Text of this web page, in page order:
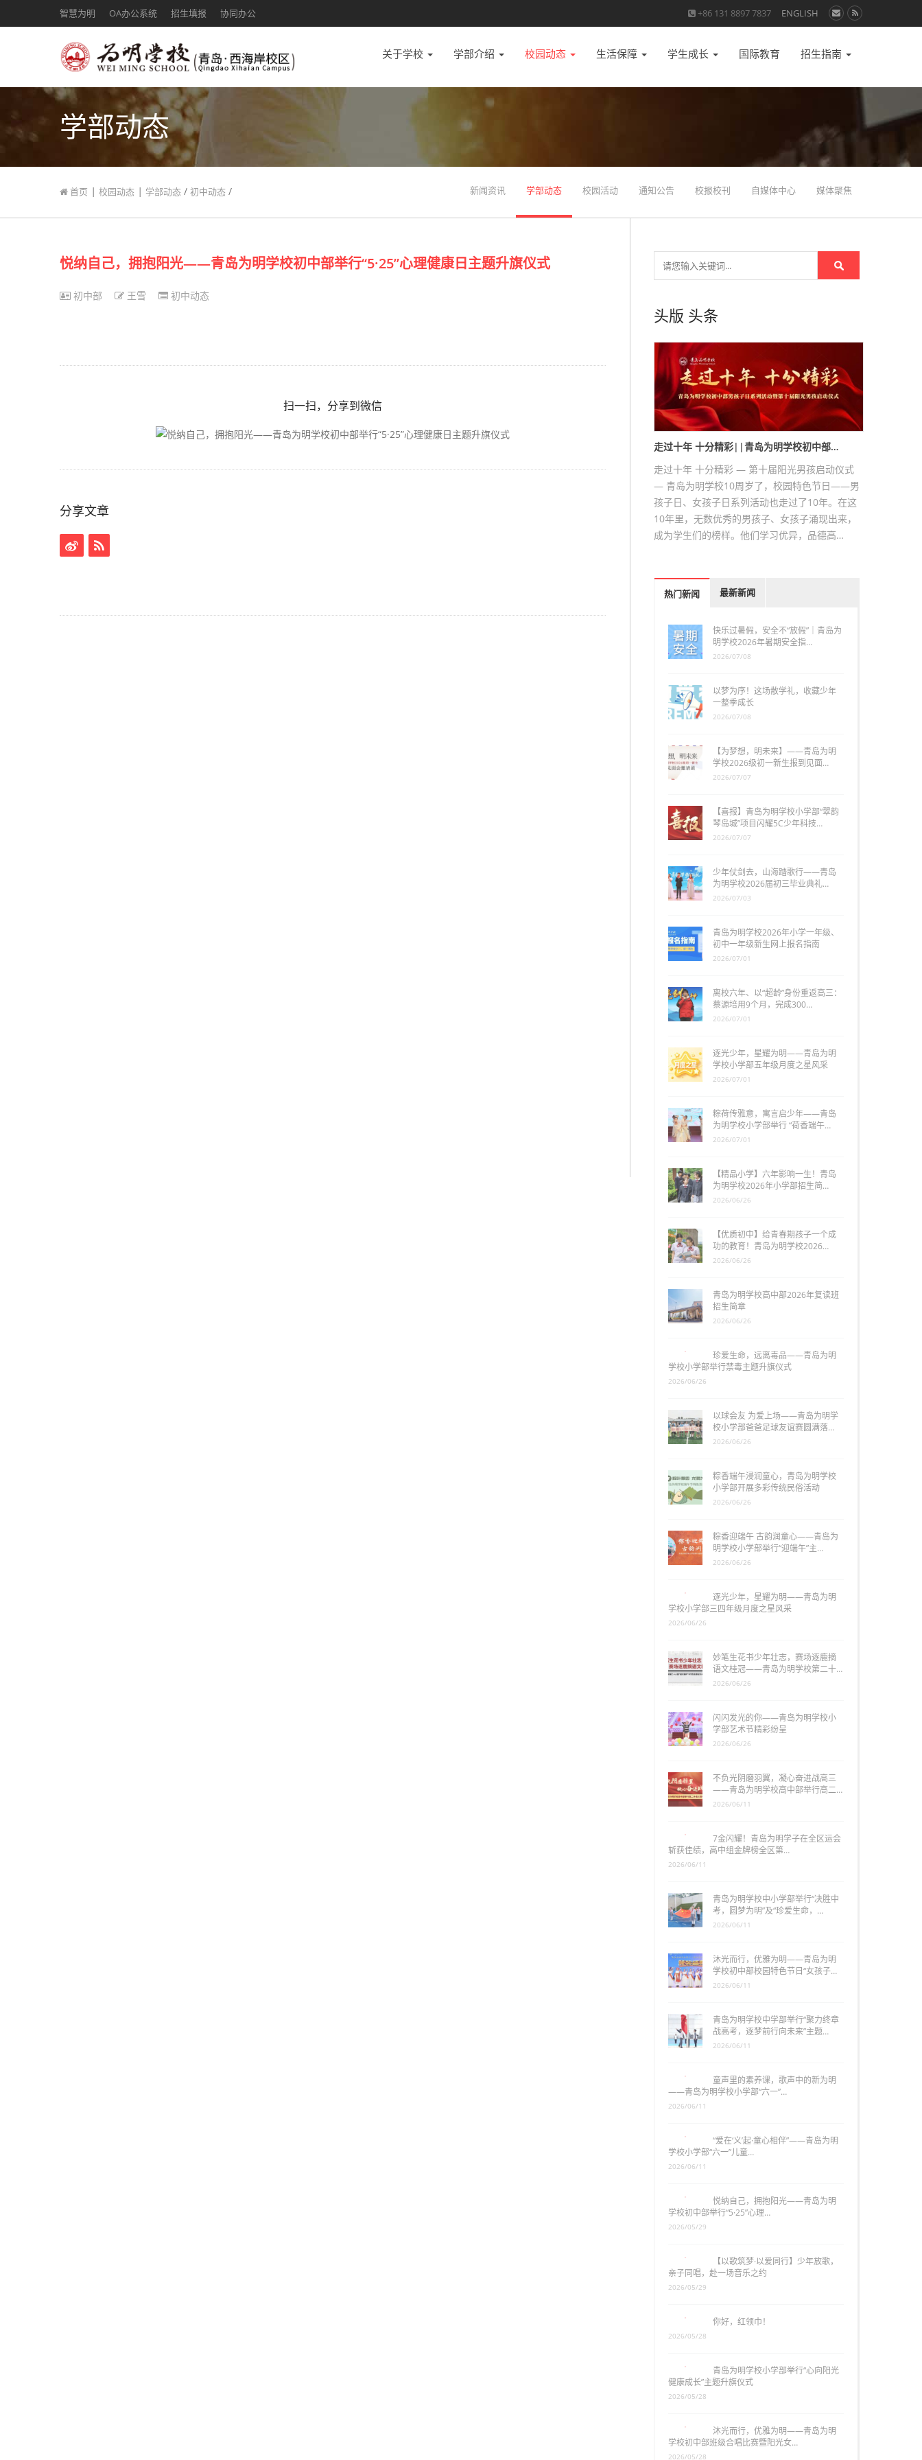
智慧为明 OA办公系统 招生填报 协同办公 +86 131 8897 7837 ENGLISH
关于学校 学部介绍 校园动态 生活保障 学生成长 国际教育 招生指南
学部动态
首页 | 校园动态 | 学部动态 / 初中动态 / 新闻资讯 学部动态 校园活动 通知公告 校报校刊 自媒体中心 媒体聚焦
悦纳自己，拥抱阳光——青岛为明学校初中部举行“5·25”心理健康日主题升旗仪式
初中部 王雪 初中动态
扫一扫，分享到微信
分享文章
头版 头条
走过十年 十分精彩||青岛为明学校初中部…
走过十年 十分精彩 — 第十届阳光男孩启动仪式
— 青岛为明学校10周岁了，校园特色节日——男
孩子日、女孩子日系列活动也走过了10年。在这
10年里，无数优秀的男孩子、女孩子涌现出来，
成为学生们的榜样。他们学习优异，品德高…
热门新闻 最新新闻
快乐过暑假，安全不“放假”｜青岛为
明学校2026年暑期安全指…
2026/07/08
以梦为序！这场散学礼，收藏少年
一整季成长
2026/07/08
【为梦想，明未来】——青岛为明
学校2026级初一新生报到见面…
2026/07/07
【喜报】青岛为明学校小学部“翠韵
琴岛城”项目闪耀5C少年科技…
2026/07/07
少年仗剑去，山海踏歌行——青岛
为明学校2026届初三毕业典礼…
2026/07/03
青岛为明学校2026年小学一年级、
初中一年级新生网上报名指南
2026/07/01
离校六年、以“超龄”身份重返高三：
蔡源培用9个月，完成300…
2026/07/01
逐光少年，星耀为明——青岛为明
学校小学部五年级月度之星风采
2026/07/01
粽荷传雅意，寓言启少年——青岛
为明学校小学部举行 “荷香端午…
2026/07/01
【精品小学】六年影响一生！青岛
为明学校2026年小学部招生简…
2026/06/26
【优质初中】给青春期孩子一个成
功的教育！青岛为明学校2026…
2026/06/26
青岛为明学校高中部2026年复读班
招生简章
2026/06/26
珍爱生命，远离毒品——青岛为明
学校小学部举行禁毒主题升旗仪式
以球会友 为爱上场——青岛为明学
校小学部爸爸足球友谊赛圆满落…
2026/06/26
粽香端午浸润童心，青岛为明学校
小学部开展多彩传统民俗活动
2026/06/26
粽香迎端午 古韵润童心——青岛为
明学校小学部举行“迎端午”主…
2026/06/26
逐光少年，星耀为明——青岛为明
学校小学部三四年级月度之星风采
妙笔生花书少年壮志，赛场逐鹿摘
语文桂冠——青岛为明学校第二十…
2026/06/26
闪闪发光的你——青岛为明学校小
学部艺术节精彩纷呈
2026/06/26
不负光阴磨羽翼，凝心奋进战高三
——青岛为明学校高中部举行高二…
2026/06/11
7金闪耀！青岛为明学子在全区运会
斩获佳绩，高中组金牌榜全区第…
青岛为明学校中小学部举行“决胜中
考，圆梦为明”及“珍爱生命，…
2026/06/11
沐光而行，优雅为明——青岛为明
学校初中部校园特色节日“女孩子…
2026/06/11
青岛为明学校中学部举行“聚力终章
战高考，逐梦前行向未来”主题…
2026/06/11
童声里的素养课，歌声中的新为明
——青岛为明学校小学部“六一”…
“爱在‘义’起·童心相伴”——青岛为明
学校小学部“六一”儿童…
悦纳自己，拥抱阳光——青岛为明
学校初中部举行“5·25”心理…
【以歌筑梦·以爱同行】少年放歌，
亲子同唱，赴一场音乐之约
你好，红领巾！
青岛为明学校小学部举行“心向阳光
健康成长”主题升旗仪式
沐光而行，优雅为明——青岛为明
学校初中部班级合唱比赛暨阳光女…